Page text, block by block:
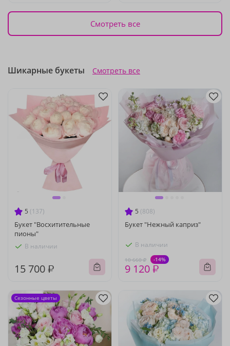
Смотреть все
Шикарные букеты Смотреть все
5 (137)
Букет "Восхитительные
пионы"
В наличии
15 700 ₽
5 (808)
Букет "Нежный каприз"
В наличии
10 660 ₽ -14%
9 120 ₽
Сезонные цветы